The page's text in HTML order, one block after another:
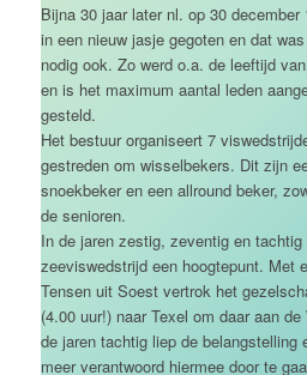
Bijna 30 jaar later nl. op 30
in een nieuw jasje gegoten en dat
nodig ook. Zo werd o.a. de leeftijd
en is het maximum aantal leden
gesteld.
Het bestuur organiseert 7
gestreden om wisselbekers. Dit zijn
snoekbeker en een allround beker,
de senioren.
In de jaren zestig, zeventig en
zeeviswedstrijd een hoogtepunt. Met
Tensen uit Soest vertrok het
(4.00 uur!) naar Texel om daar aan
de jaren tachtig liep de belangstelling
meer verantwoord hiermee door te